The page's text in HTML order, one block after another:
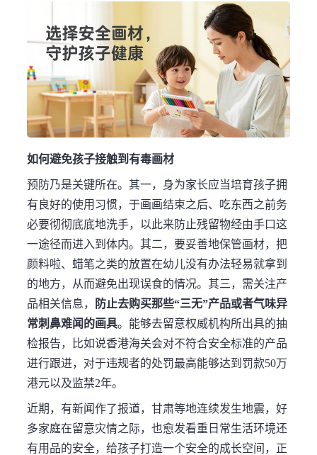
如何避免孩子接触到有毒画材
预防乃是关键所在。其一，身为家长应当培育孩子拥
有良好的使用习惯，于画画结束之后、吃东西之前务
必要彻彻底底地洗手，以此来防止残留物经由手口这
一途径而进入到体内。其二，要妥善地保管画材，把
颜料啦、蜡笔之类的放置在幼儿没有办法轻易就拿到
的地方，从而避免出现误食的情况。其三，需关注产
品相关信息，
防止去购买那些“三无”产品或者气味异
常刺鼻难闻的画具。能够去留意权威机构所出具的抽
检报告，比如说香港海关会对不符合安全标准的产品
进行跟进，对于违规者的处罚最高能够达到罚款50万
港元以及监禁2年。
近期，有新闻作了报道，甘肃等地连续发生地震，好
多家庭在留意灾情之际，也愈发看重日常生活环境还
有用品的安全，给孩子打造一个安全的成长空间，正